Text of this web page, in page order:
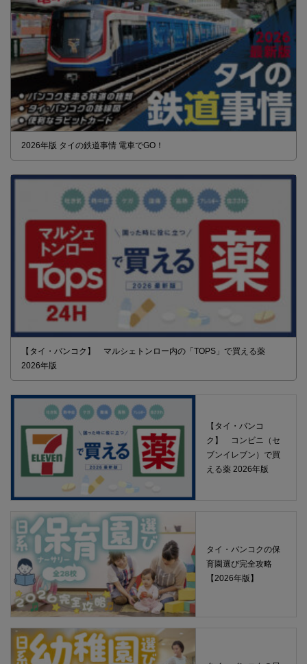
2026年版 タイの鉄道事情 電車でGO！
【タイ・バンコク】 マルシェトンロー内の「TOPS」で買える薬
2026年版
【タイ・バンコ
ク】 コンビニ（セ
ブンイレブン）で買
える薬 2026年版
タイ・バンコクの保
育園選び完全攻略
【2026年版】